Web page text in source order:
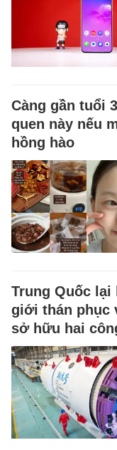
Càng gần tuổi
quen này nếu
hồng hào
Trung Quốc
giới thán phục
sở hữu hai